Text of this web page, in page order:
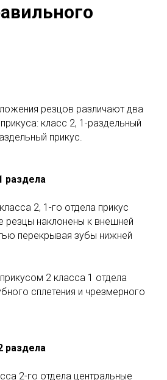
резцов различают два
класс 2, 1-раздельный
прикус.
раздела
2, 1-го отдела прикус
резцы наклонены к внешней
перекрывая зубы нижней
2 класса 1 отдела
сплетения и чрезмерного
раздела
2-го отдела центральные